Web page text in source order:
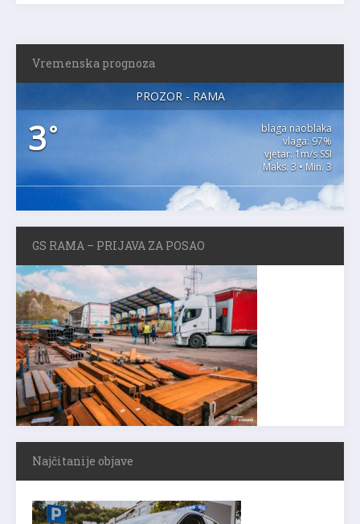
Vremenska prognoza
PROZOR - RAMA
3°
blaga naoblaka
vlaga: 97%
vjetar: 1m/s SSI
Maks. 3 • Min. 3
GS RAMA – PRIJAVA ZA POSAO
Najčitanije objave